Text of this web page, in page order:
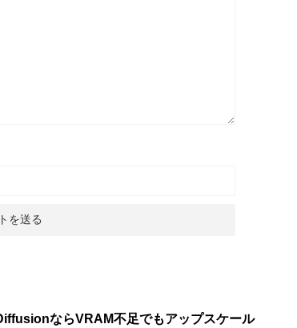
ならVRAM不足でもアップスケール